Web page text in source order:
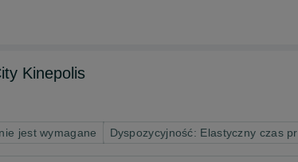
Kinepolis
jest wymagane Dyspozycyjność: Elastyczny czas